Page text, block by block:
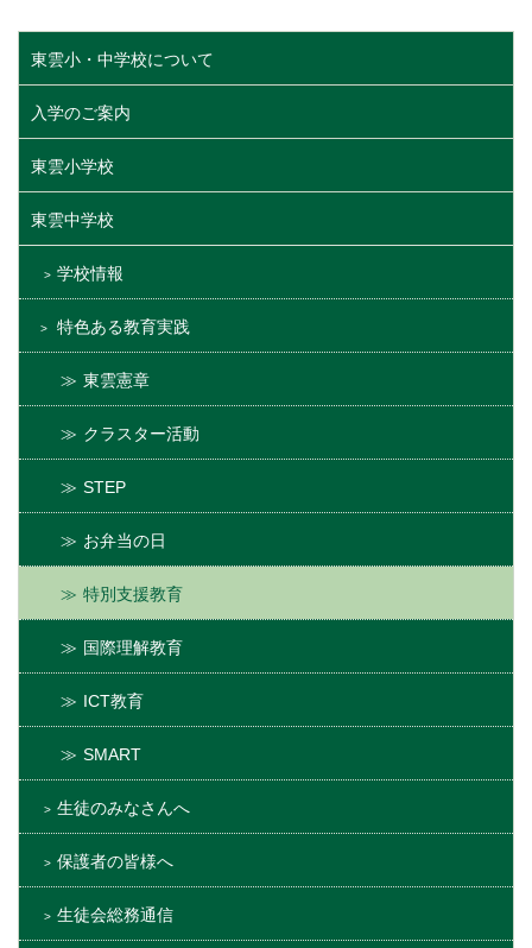
東雲小・中学校について
入学のご案内
東雲小学校
東雲中学校
学校情報
特色ある教育実践
東雲憲章
クラスター活動
STEP
お弁当の日
特別支援教育
国際理解教育
ICT教育
SMART
生徒のみなさんへ
保護者の皆様へ
生徒会総務通信